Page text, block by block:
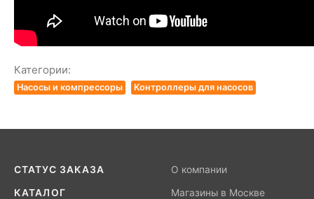
Категории:
Насосы и компрессоры Контроллеры для насосов
СТАТУС ЗАКАЗА
КАТАЛОГ
О компании
Магазины в Москве